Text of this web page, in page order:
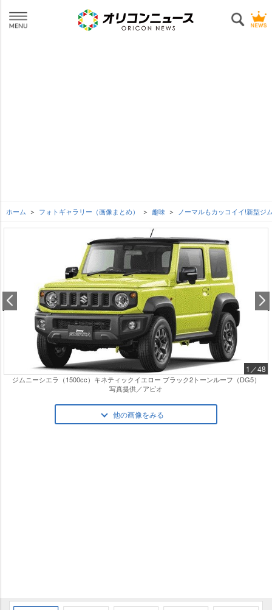
ホーム フォトギャラリー（画像まとめ） 趣味 ノーマルもカッコイイ!新型ジ
1／48
ジムニーシエラ（1500cc）キネティックイエロー ブラック2トーンルーフ（DG5）
写真提供／アピオ
他の画像をみる